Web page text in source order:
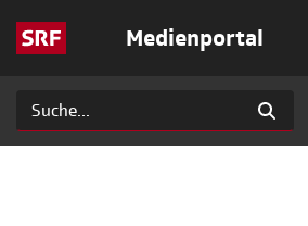
Medienportal